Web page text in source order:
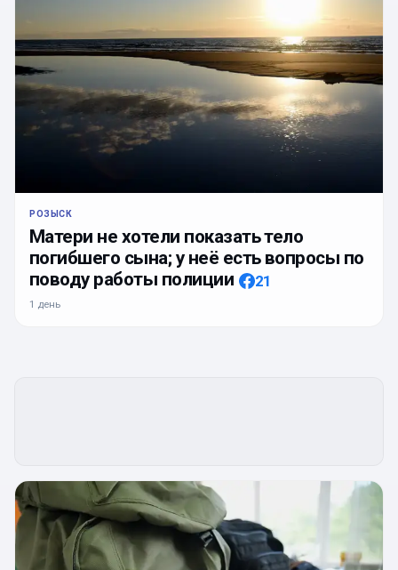
РОЗЫСК
Матери не хотели показать тело
погибшего сына; у неё есть вопросы по
поводу работы полиции
21
1 день